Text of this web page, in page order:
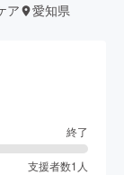
ア 愛知県
終了
支援者数1 人